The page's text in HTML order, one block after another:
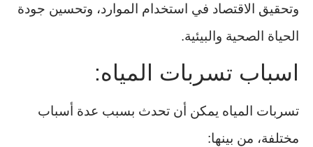
وتحقيق الاقتصاد في استخدام الموارد، وتحسين جودة
الحياة الصحية والبيئية.
اسباب تسربات المياه:
تسربات المياه يمكن أن تحدث بسبب عدة أسباب
مختلفة، من بينها: